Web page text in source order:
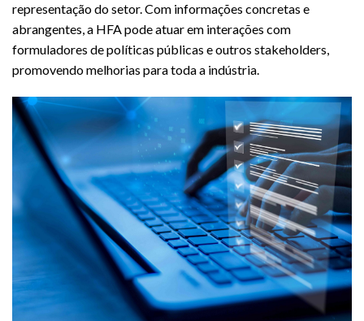
representação do setor. Com informações concretas e
abrangentes, a HFA pode atuar em interações com
formuladores de políticas públicas e outros stakeholders,
promovendo melhorias para toda a indústria.